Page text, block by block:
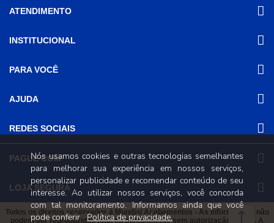
ATENDIMENTO
Sábado das 8h às 12h
(31) 3611-8200 Loja Física
INSTITUCIONAL
Nossas Lojas
Programa de
Relacionamento
Trabalhe Conosco
PARA VOCÊ
Minha conta
Revistas
AJUDA
Dúvidas
Frequentes
Frete e Entrega
Trocas e
Devoluções
Política de
Privacidade e
Segurança
REDES SOCIAIS
PAGUE COM
LOJA SEGURA
Todos os direitos reservados à Mundial Acabamentos - As informações não
podem ser reproduzidas total ou parcialmente sem autorização prévia. A
Nós usamos cookies e outras tecnologias semelhantes
para melhorar sua experiência em nossos serviços,
personalizar publicidade e recomendar conteúdo de seu
interesse. Ao utilizar nossos serviços, você concorda
com tal monitoramento. Informamos ainda que você
pode conferir Política de privacidade.